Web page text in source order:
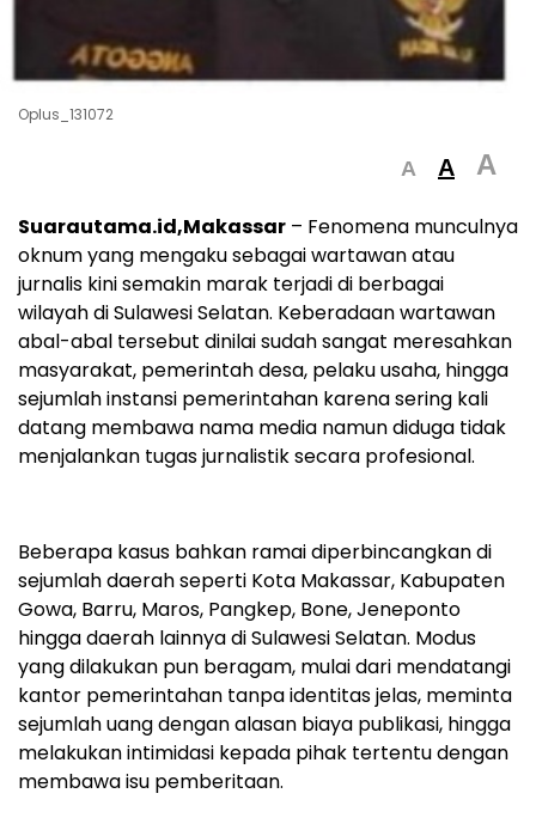
Oplus_131072
A A A
Suarautama.id,Makassar – Fenomena munculnya
oknum yang mengaku sebagai wartawan atau
jurnalis kini semakin marak terjadi di berbagai
wilayah di Sulawesi Selatan. Keberadaan wartawan
abal-abal tersebut dinilai sudah sangat meresahkan
masyarakat, pemerintah desa, pelaku usaha, hingga
sejumlah instansi pemerintahan karena sering kali
datang membawa nama media namun diduga tidak
menjalankan tugas jurnalistik secara profesional.
Beberapa kasus bahkan ramai diperbincangkan di
sejumlah daerah seperti Kota Makassar, Kabupaten
Gowa, Barru, Maros, Pangkep, Bone, Jeneponto
hingga daerah lainnya di Sulawesi Selatan. Modus
yang dilakukan pun beragam, mulai dari mendatangi
kantor pemerintahan tanpa identitas jelas, meminta
sejumlah uang dengan alasan biaya publikasi, hingga
melakukan intimidasi kepada pihak tertentu dengan
membawa isu pemberitaan.